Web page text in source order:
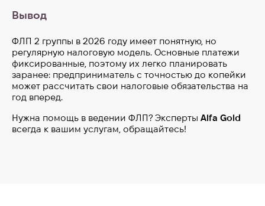
Вывод
ФЛП 2 группы в 2026 году имеет понятную, но
регулярную налоговую модель. Основные платежи
фиксированные, поэтому их легко планировать
заранее: предприниматель с точностью до копейки
может рассчитать свои налоговые обязательства на
год вперед.
Нужна помощь в ведении ФЛП? Эксперты Alfa Gold
всегда к вашим услугам, обращайтесь!